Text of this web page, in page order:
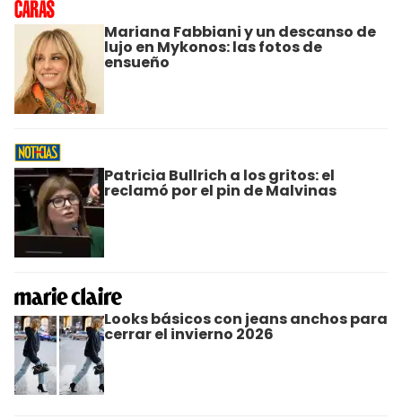
Mariana Fabbiani y un descanso de
lujo en Mykonos: las fotos de
ensueño
Patricia Bullrich a los gritos: el
reclamó por el pin de Malvinas
Looks básicos con jeans anchos para
cerrar el invierno 2026